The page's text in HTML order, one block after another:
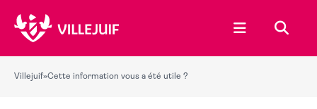
Ouvrir le
Villejuif»Cette information vous a été utile ?